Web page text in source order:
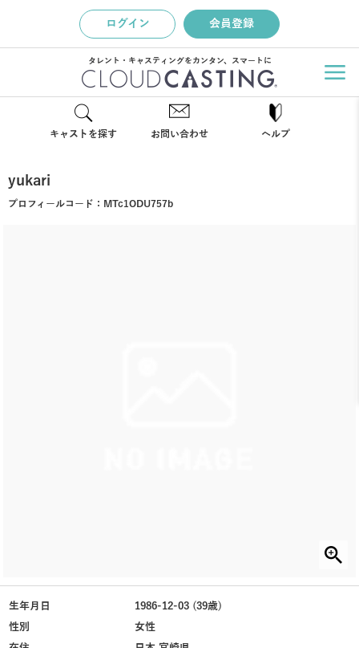
ログイン 会員登録
タレント・キャスティングをカンタン、スマートに
キャストを探す お問い合わせ ヘルプ
yukari
プロフィールコード： MTc1ODU757b
生年月日
1986-12-03 (39歳)
性別
女性